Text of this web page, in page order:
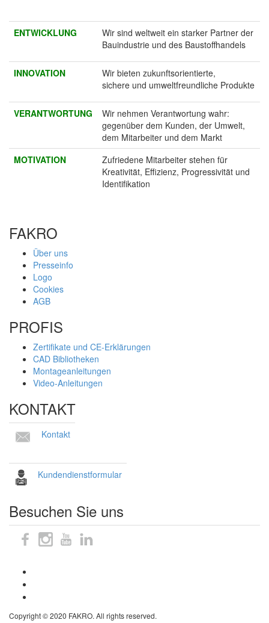
ENTWICKLUNG
Wir sind weltweit ein starker Partner der
Bauindustrie und des Baustoffhandels
INNOVATION
Wir bieten zukunftsorientierte,
sichere und umweltfreundliche Produkte
VERANTWORTUNG
Wir nehmen Verantwortung wahr:
gegenüber dem Kunden, der Umwelt,
dem Mitarbeiter und dem Markt
MOTIVATION
Zufriedene Mitarbeiter stehen für
Kreativität, Effizienz, Progressivität und
Identifikation
FAKRO
Über uns
Presseinfo
Logo
Cookies
AGB
PROFIS
Zertifikate und CE-Erklärungen
CAD Bibliotheken
Montageanleitungen
Video-Anleitungen
KONTAKT
Kontakt
Kundendienstformular
Besuchen Sie uns
Copyright © 2020 FAKRO. All rights reserved.